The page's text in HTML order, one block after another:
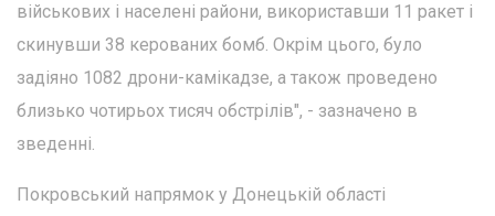
військових і населені райони, використавши 11 ракет і
скинувши 38 керованих бомб. Окрім цього, було
задіяно 1082 дрони-камікадзе, а також проведено
близько чотирьох тисяч обстрілів", - зазначено в
зведенні.
Покровський напрямок у Донецькій області